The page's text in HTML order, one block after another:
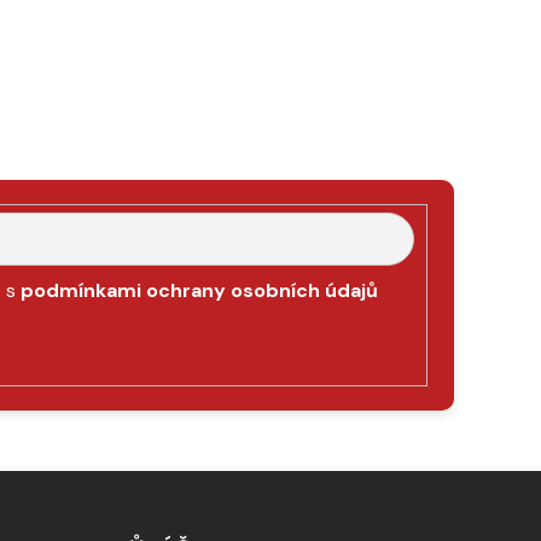
s podmínkami ochrany osobních údajů